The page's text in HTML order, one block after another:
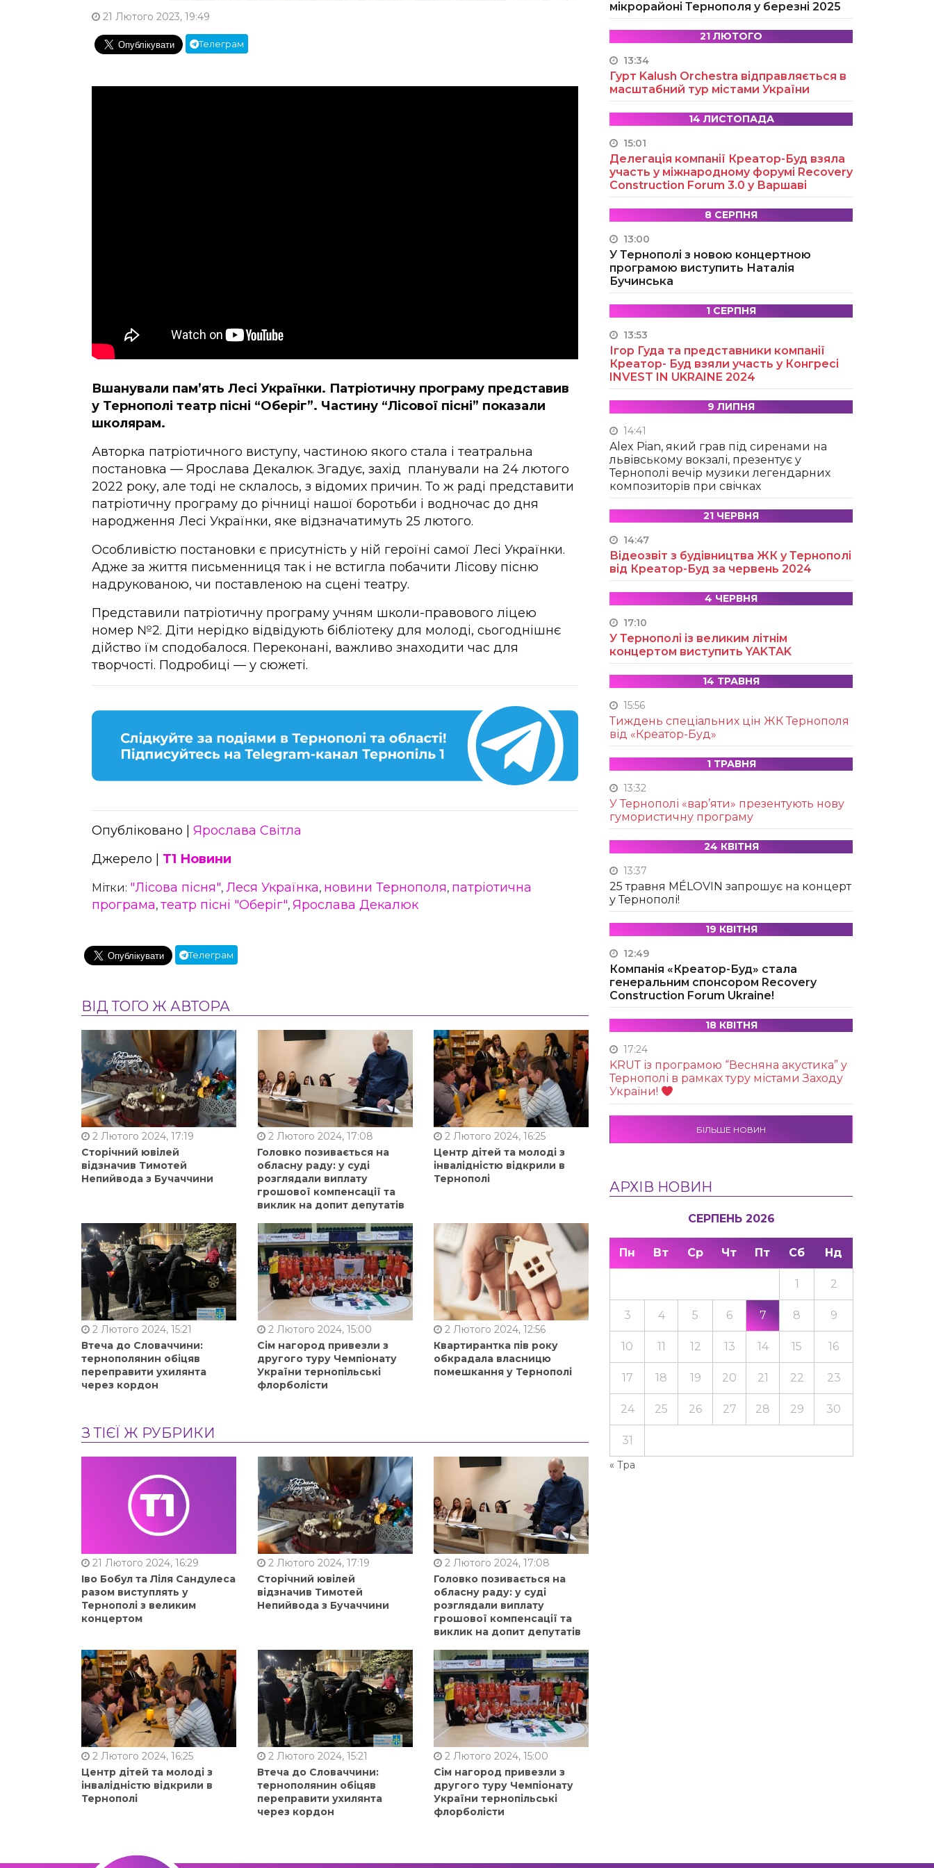
21 Лютого 2023, 19:49
Телеграм
Вшанували пам’ять Лесі Українки. Патріотичну програму представив
у Тернополі театр пісні “Оберіг”. Частину “Лісової пісні” показали
школярам.
Авторка патріотичного виступу, частиною якого стала і театральна
постановка — Ярослава Декалюк. Згадує, захід планували на 24 лютого
2022 року, але тоді не склалось, з відомих причин. То ж раді представити
патріотичну програму до річниці нашої боротьби і водночас до дня
народження Лесі Українки, яке відзначатимуть 25 лютого.
Особливістю постановки є присутність у ній героїні самої Лесі Українки.
Адже за життя письменниця так і не встигла побачити Лісову пісню
надрукованою, чи поставленою на сцені театру.
Представили патріотичну програму учням школи-правового ліцею
номер №2. Діти нерідко відвідують бібліотеку для молоді, сьогоднішнє
дійство їм сподобалося. Переконані, важливо знаходити час для
творчості. Подробиці — у сюжеті.
Опубліковано | Ярослава Світла
Джерело | Т1 Новини
Мітки: "Лісова пісня", Леся Українка, новини Тернополя, патріотична
програма, театр пісні "Оберіг", Ярослава Декалюк
Телеграм
ВІД ТОГО Ж АВТОРА
2 Лютого 2024, 17:19
Сторічний ювілей
відзначив Тимотей
Непийвода з Бучаччини
2 Лютого 2024, 17:08
Головко позивається на
обласну раду: у суді
розглядали виплату
грошової компенсації та
виклик на допит депутатів
2 Лютого 2024, 16:25
Центр дітей та молоді з
інвалідністю відкрили в
Тернополі
2 Лютого 2024, 15:21
Втеча до Словаччини:
тернополянин обіцяв
переправити ухилянта
через кордон
2 Лютого 2024, 15:00
Сім нагород привезли з
другого туру Чемпіонату
України тернопільські
флорболісти
2 Лютого 2024, 12:56
Квартирантка пів року
обкрадала власницю
помешкання у Тернополі
З ТІЄЇ Ж РУБРИКИ
21 Лютого 2024, 16:29
Іво Бобул та Ліля Сандулеса
разом виступлять у
Тернополі з великим
концертом
2 Лютого 2024, 17:19
Сторічний ювілей
відзначив Тимотей
Непийвода з Бучаччини
2 Лютого 2024, 17:08
Головко позивається на
обласну раду: у суді
розглядали виплату
грошової компенсації та
виклик на допит депутатів
2 Лютого 2024, 16:25
Центр дітей та молоді з
інвалідністю відкрили в
Тернополі
2 Лютого 2024, 15:21
Втеча до Словаччини:
тернополянин обіцяв
переправити ухилянта
через кордон
2 Лютого 2024, 15:00
Сім нагород привезли з
другого туру Чемпіонату
України тернопільські
флорболісти
мікрорайоні Тернополя у березні 2025
21 ЛЮТОГО
13:34
Гурт Kalush Orchestra відправляється в
масштабний тур містами України
14 ЛИСТОПАДА
15:01
Делегація компанії Креатор-Буд взяла
участь у міжнародному форумі Recovery
Construction Forum 3.0 у Варшаві
8 СЕРПНЯ
13:00
У Тернополі з новою концертною
програмою виступить Наталія
Бучинська
1 СЕРПНЯ
13:53
Ігор Гуда та представники компанії
Креатор- Буд взяли участь у Конгресі
INVEST IN UKRAINE 2024
9 ЛИПНЯ
14:41
Alex Pian, який грав під сиренами на
львівському вокзалі, презентує у
Тернополі вечір музики легендарних
композиторів при свічках
21 ЧЕРВНЯ
14:47
Відеозвіт з будівництва ЖК у Тернополі
від Креатор-Буд за червень 2024
4 ЧЕРВНЯ
17:10
У Тернополі із великим літнім
концертом виступить YAKTAK
14 ТРАВНЯ
15:56
Тиждень спеціальних цін ЖК Тернополя
від «Креатор-Буд»
1 ТРАВНЯ
13:32
У Тернополі «вар’яти» презентують нову
гумористичну програму
24 КВІТНЯ
13:37
25 травня MÉLOVIN запрошує на концерт
у Тернополі!
19 КВІТНЯ
12:49
Компанія «Креатор-Буд» стала
генеральним спонсором Recovery
Construction Forum Ukraine!
18 КВІТНЯ
17:24
KRUТ із програмою “Весняна акустика” у
Тернополі в рамках туру містами Заходу
України!
БІЛЬШЕ НОВИН
АРХІВ НОВИН
СЕРПЕНЬ 2026
Пн Вт Ср Чт Пт Сб Нд
« Тра
1 2
3 4 5 6 7 8 9
10 11 12 13 14 15 16
17 18 19 20 21 22 23
24 25 26 27 28 29 30
31